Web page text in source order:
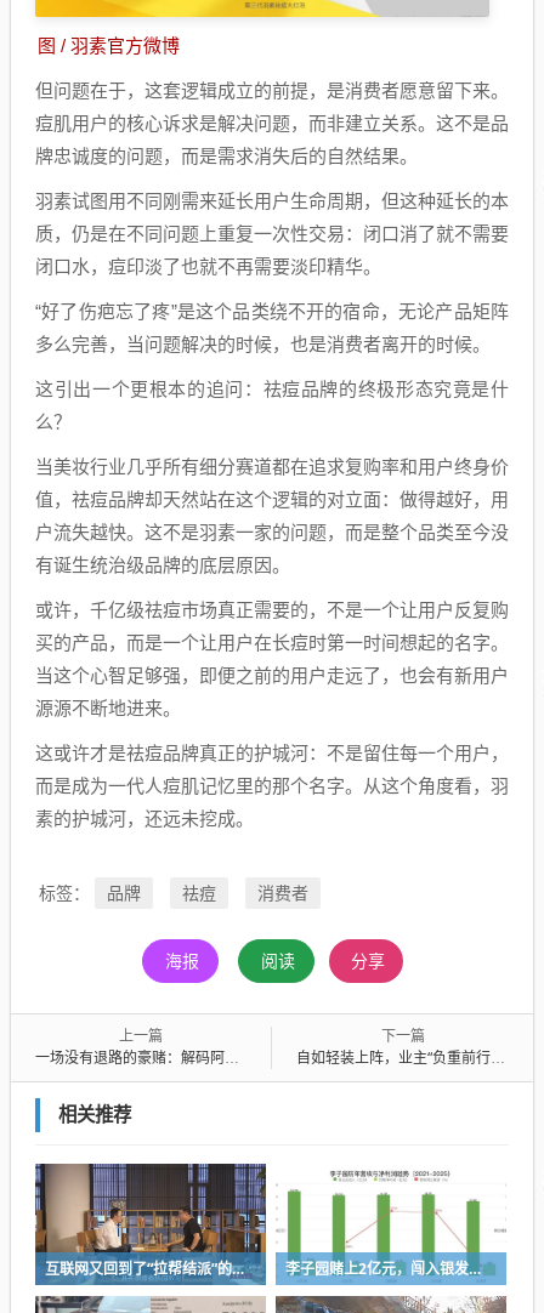
图 / 羽素官方微博
但问题在于，这套逻辑成立的前提，是消费者愿意留下来。
痘肌用户的核心诉求是解决问题，而非建立关系。这不是品
牌忠诚度的问题，而是需求消失后的自然结果。
羽素试图用不同刚需来延长用户生命周期，但这种延长的本
质，仍是在不同问题上重复一次性交易：闭口消了就不需要
闭口水，痘印淡了也就不再需要淡印精华。
“好了伤疤忘了疼”是这个品类绕不开的宿命，无论产品矩阵
多么完善，当问题解决的时候，也是消费者离开的时候。
这引出一个更根本的追问：祛痘品牌的终极形态究竟是什
么？
当美妆行业几乎所有细分赛道都在追求复购率和用户终身价
值，祛痘品牌却天然站在这个逻辑的对立面：做得越好，用
户流失越快。这不是羽素一家的问题，而是整个品类至今没
有诞生统治级品牌的底层原因。
或许，千亿级祛痘市场真正需要的，不是一个让用户反复购
买的产品，而是一个让用户在长痘时第一时间想起的名字。
当这个心智足够强，即便之前的用户走远了，也会有新用户
源源不断地进来。
这或许才是祛痘品牌真正的护城河：不是留住每一个用户，
而是成为一代人痘肌记忆里的那个名字。从这个角度看，羽
素的护城河，还远未挖成。
标签： 品牌 祛痘 消费者
海报 阅读 分享
上一篇
一场没有退路的豪赌：解码阿里腾讯字节的AI“总攻”路线图
下一篇
自如轻装上阵，业主“负重前行”？
相关推荐
互联网又回到了“拉帮结派”的时代 李子园赌上2亿元，闯入银发市场